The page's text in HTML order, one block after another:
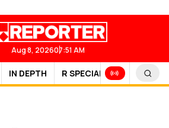
Aug 8, 202607:51 AM
IN DEPTH R SPECIAL SPORTS